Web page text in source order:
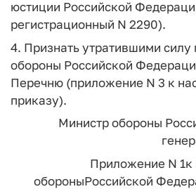
юстиции Российской
регистрационный N 2290).
4. Признать утратившими
обороны Российской
Перечню (приложение N 3 к
приказу).
Министр обороны
Приложение N 1к
обороныРоссийской